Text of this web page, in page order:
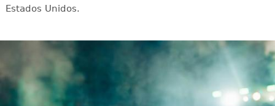
Estados Unidos.